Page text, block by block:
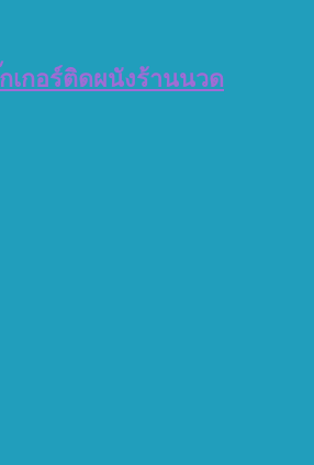
เกอร์ติดผนังร้านนวด